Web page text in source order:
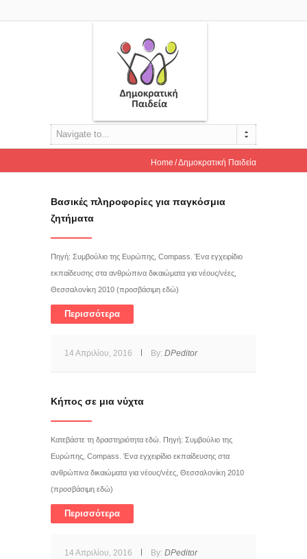
Navigate to...
Home Δημοκρατική Παιδεία
Βασικές πληροφορίες για παγκόσμια
ζητήματα
Πηγή: Συμβούλιο της Ευρώπης, Compass. Ένα εγχειρίδιο
εκπαίδευσης στα ανθρώπινα δικαιώματα για νέους/νέες,
Θεσσαλονίκη 2010 (προσβάσιμη εδώ)
Περισσότερα
14 Απριλίου, 2016 By: DPeditor
Κήπος σε μια νύχτα
Κατεβάστε τη δραστηριότητα εδώ. Πηγή: Συμβούλιο της
Ευρώπης, Compass. Ένα εγχειρίδιο εκπαίδευσης στα
ανθρώπινα δικαιώματα για νέους/νέες, Θεσσαλονίκη 2010
(προσβάσιμη εδώ)
Περισσότερα
14 Απριλίου, 2016 By: DPeditor